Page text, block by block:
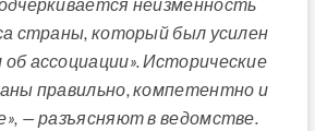
страны, который был усилен
ассоциации». Исторические
правильно, компетентно и
— разъясняют в ведомстве.